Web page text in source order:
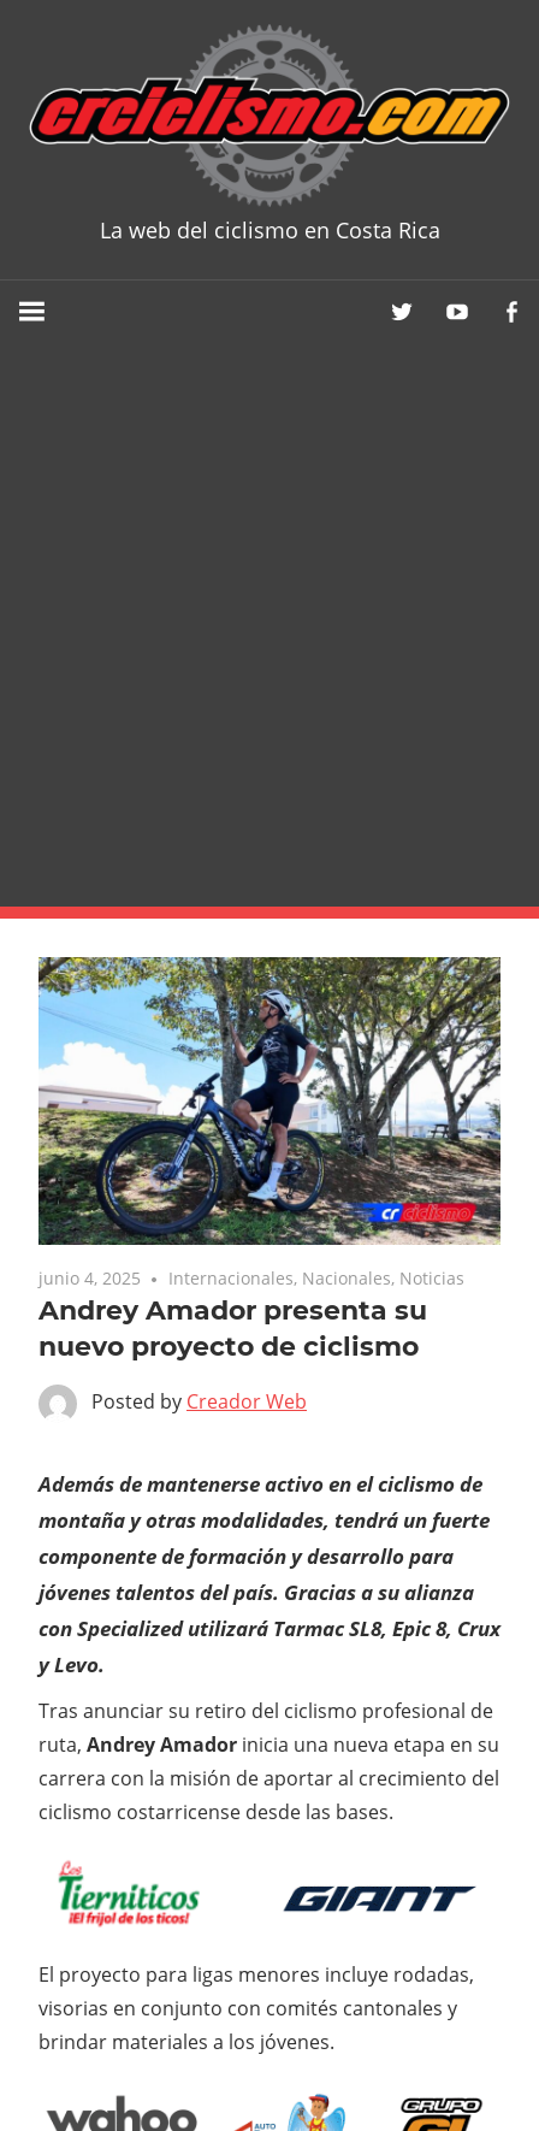
content
La web del ciclismo en Costa Rica
junio 4, 2025 Internacionales, Nacionales, Noticias
Andrey Amador presenta su
nuevo proyecto de ciclismo
Posted by Creador Web
Además de mantenerse activo en el ciclismo de
montaña y otras modalidades, tendrá un fuerte
componente de formación y desarrollo para
jóvenes talentos del país. Gracias a su alianza
con Specialized utilizará Tarmac SL8, Epic 8, Crux
y Levo.
Tras anunciar su retiro del ciclismo profesional de
ruta, Andrey Amador inicia una nueva etapa en su
carrera con la misión de aportar al crecimiento del
ciclismo costarricense desde las bases.
El proyecto para ligas menores incluye rodadas,
visorias en conjunto con comités cantonales y
brindar materiales a los jóvenes.